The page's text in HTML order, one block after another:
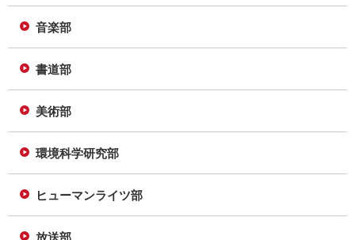
音楽部
書道部
美術部
環境科学研究部
ヒューマンライツ部